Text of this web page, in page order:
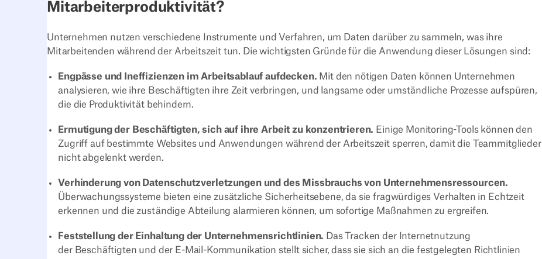
Mitarbeiterproduktivität?
Unternehmen nutzen verschiedene Instrumente und Verfahren, um Daten darüber zu sammeln, was ihre
Mitarbeitenden während der Arbeitszeit tun. Die wichtigsten Gründe für die Anwendung dieser Lösungen sind:
Engpässe und Ineffizienzen im Arbeitsablauf aufdecken. Mit den nötigen Daten können Unternehmen
analysieren, wie ihre Beschäftigten ihre Zeit verbringen, und langsame oder umständliche Prozesse aufspüren,
die die Produktivität behindern.
Ermutigung der Beschäftigten, sich auf ihre Arbeit zu konzentrieren. Einige Monitoring-Tools können den
Zugriff auf bestimmte Websites und Anwendungen während der Arbeitszeit sperren, damit die Teammitglieder
nicht abgelenkt werden.
Verhinderung von Datenschutzverletzungen und des Missbrauchs von Unternehmensressourcen.
Überwachungssysteme bieten eine zusätzliche Sicherheitsebene, da sie fragwürdiges Verhalten in Echtzeit
erkennen und die zuständige Abteilung alarmieren können, um sofortige Maßnahmen zu ergreifen.
Feststellung der Einhaltung der Unternehmensrichtlinien. Das Tracken der Internetnutzung
der Beschäftigten und der E-Mail-Kommunikation stellt sicher, dass sie sich an die festgelegten Richtlinien